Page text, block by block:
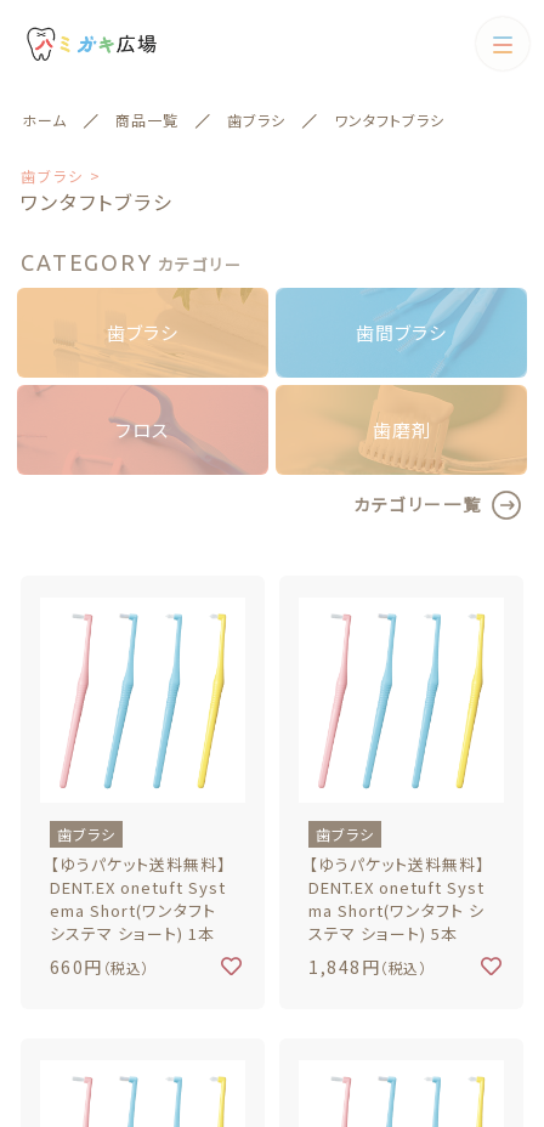
ホーム 商品一覧 歯ブラシ ワンタフトブラシ
歯ブラシ >
ワンタフトブラシ
CATEGORY カテゴリー
歯ブラシ 歯間ブラシ
フロス 歯磨剤
カテゴリー一覧
歯ブラシ
【ゆうパケット送料無料】
DENT.EX onetuft Syst
ema Short(ワンタフト
システマ ショート) 1本
660円 （税込）
歯ブラシ
【ゆうパケット送料無料】
DENT.EX onetuft Syst
ma Short(ワンタフト シ
ステマ ショート) 5本
1,848円（税込）
カテゴリー
歯ブラシ 歯間ブラシ
フロス 歯磨剤
おすすめ商品
セール商品
商品一覧
歯間ブラシ
電動歯ブラシ
虫歯予防ガム
義歯洗浄剤
お試し製品
絞り込み検索
親カテゴリー
子カテゴリー
その他
在庫あり
並び順